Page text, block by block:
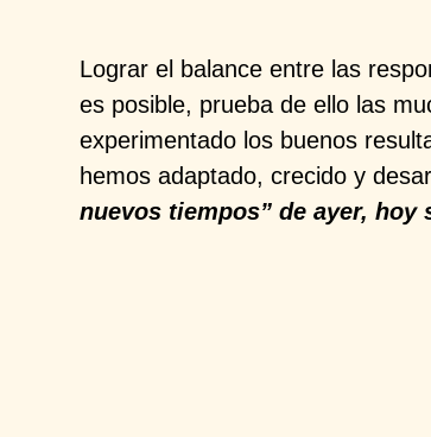
Lograr el balance entre las
es posible, prueba de ello las
experimentado los buenos
hemos adaptado, crecido y
nuevos tiempos” de ayer, hoy